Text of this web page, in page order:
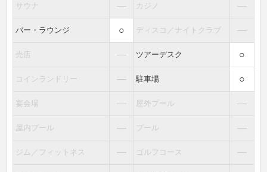
サウナ ― カジノ ―
バー・ラウンジ ○ ディスコ／ナイトクラブ ―
売店 ― ツアーデスク ○
コインランドリー ― 駐車場 ○
宴会場 ― 屋外プール ―
屋内プール ― プール ―
ジム／フィットネス ― ゴルフコース ―